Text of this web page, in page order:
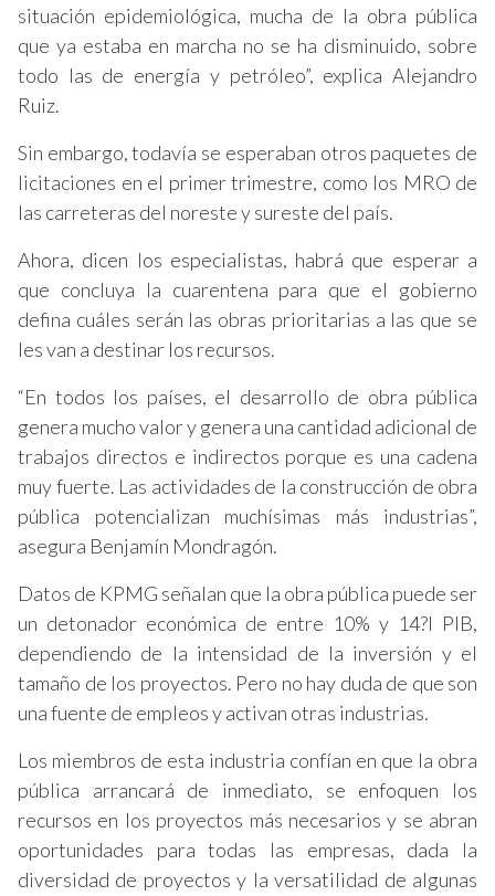
situación epidemiológica, mucha de la obra pública
que ya estaba en marcha no se ha disminuido, sobre
todo las de energía y petróleo”, explica Alejandro
Ruiz.
Sin embargo, todavía se esperaban otros paquetes de
licitaciones en el primer trimestre, como los MRO de
las carreteras del noreste y sureste del país.
Ahora, dicen los especialistas, habrá que esperar a
que concluya la cuarentena para que el gobierno
defina cuáles serán las obras prioritarias a las que se
les van a destinar los recursos.
“En todos los países, el desarrollo de obra pública
genera mucho valor y genera una cantidad adicional de
trabajos directos e indirectos porque es una cadena
muy fuerte. Las actividades de la construcción de obra
pública potencializan muchísimas más industrias”,
asegura Benjamín Mondragón.
Datos de KPMG señalan que la obra pública puede ser
un detonador económica de entre 10% y 14?l PIB,
dependiendo de la intensidad de la inversión y el
tamaño de los proyectos. Pero no hay duda de que son
una fuente de empleos y activan otras industrias.
Los miembros de esta industria confían en que la obra
pública arrancará de inmediato, se enfoquen los
recursos en los proyectos más necesarios y se abran
oportunidades para todas las empresas, dada la
diversidad de proyectos y la versatilidad de algunas